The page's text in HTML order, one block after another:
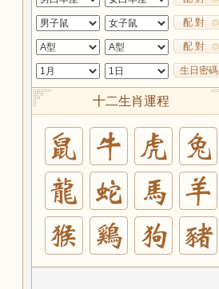
配 對
配 對
生日密碼
十二生肖運程